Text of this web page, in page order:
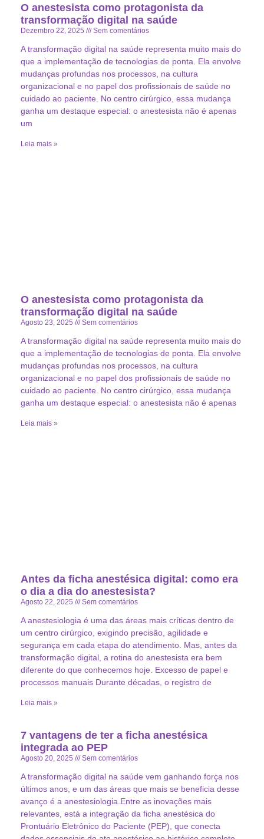
O anestesista como protagonista da
transformação digital na saúde
Dezembro 22, 2025 Sem comentários
A transformação digital na saúde representa muito mais do
que a implementação de tecnologias de ponta. Ela envolve
mudanças profundas nos processos, na cultura
organizacional e no papel dos profissionais de saúde no
cuidado ao paciente. No centro cirúrgico, essa mudança
ganha um destaque especial: o anestesista não é apenas
um
Leia mais »
O anestesista como protagonista da
transformação digital na saúde
Agosto 23, 2025 Sem comentários
A transformação digital na saúde representa muito mais do
que a implementação de tecnologias de ponta. Ela envolve
mudanças profundas nos processos, na cultura
organizacional e no papel dos profissionais de saúde no
cuidado ao paciente. No centro cirúrgico, essa mudança
ganha um destaque especial: o anestesista não é apenas
Leia mais »
Antes da ficha anestésica digital: como era
o dia a dia do anestesista?
Agosto 22, 2025 Sem comentários
A anestesiologia é uma das áreas mais críticas dentro de
um centro cirúrgico, exigindo precisão, agilidade e
segurança em cada etapa do atendimento. Mas, antes da
transformação digital, a rotina do anestesista era bem
diferente do que conhecemos hoje. Excesso de papel e
processos manuais Durante décadas, o registro de
Leia mais »
7 vantagens de ter a ficha anestésica
integrada ao PEP
Agosto 20, 2025 Sem comentários
A transformação digital na saúde vem ganhando força nos
últimos anos, e um das áreas que mais se beneficia desse
avanço é a anestesiologia.Entre as inovações mais
relevantes, está a integração da ficha anestésica do
Prontuário Eletrônico do Paciente (PEP), que conecta